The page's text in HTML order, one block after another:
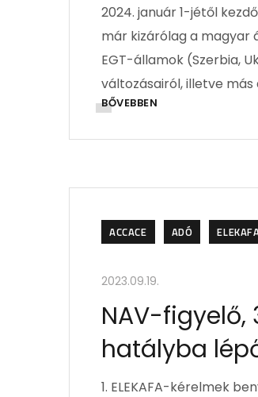
2024. január 1-jétől
már kizárólag a magyar
EGT-államok (Szerbia,
változásairól, illetve
BŐVEBBEN
ACCACE ADÓ
2023.09.19.
NAV-figyelő,
hatályba
1. ELEKAFA-kérelmek